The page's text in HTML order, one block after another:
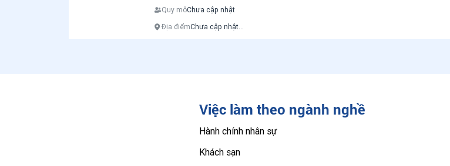
Quy môChưa cập nhật
Địa điểmChưa cập nhật...
Việc làm theo ngành nghề
Hành chính nhân sự
Khách sạn